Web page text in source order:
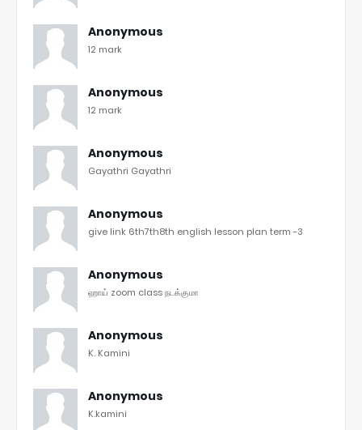
Anonymous
12 mark
Anonymous
12 mark
Anonymous
Gayathri Gayathri
Anonymous
give link 6th7th8th english lesson plan term -3
Anonymous
ஹாய் zoom class நடக்குமா
Anonymous
K. Kamini
Anonymous
K.kamini